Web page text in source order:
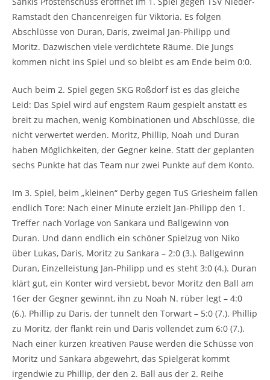
Ramstadt den Chancenreigen für Viktoria. Es folgen
Abschlüsse von Duran, Daris, zweimal Jan-Philipp und
Moritz. Dazwischen viele verdichtete Räume. Die Jungs
kommen nicht ins Spiel und so bleibt es am Ende beim 0:0.
Auch beim 2. Spiel gegen SKG Roßdorf ist es das gleiche
Leid: Das Spiel wird auf engstem Raum gespielt anstatt es
breit zu machen, wenig Kombinationen und Abschlüsse, die
nicht verwertet werden. Moritz, Phillip, Noah und Duran
haben Möglichkeiten, der Gegner keine. Statt der geplanten
sechs Punkte hat das Team nur zwei Punkte auf dem Konto.
Im 3. Spiel, beim „kleinen“ Derby gegen TuS Griesheim fallen
endlich Tore: Nach einer Minute erzielt Jan-Philipp den 1.
Treffer nach Vorlage von Sankara und Ballgewinn von
Duran. Und dann endlich ein schöner Spielzug von Niko
über Lukas, Daris, Moritz zu Sankara – 2:0 (3.). Ballgewinn
Duran, Einzelleistung Jan-Philipp und es steht 3:0 (4.). Duran
klärt gut, ein Konter wird versiebt, bevor Moritz den Ball am
16er der Gegner gewinnt, ihn zu Noah N. rüber legt – 4:0
(6.). Phillip zu Daris, der tunnelt den Torwart – 5:0 (7.). Phillip
zu Moritz, der flankt rein und Daris vollendet zum 6:0 (7.).
Nach einer kurzen kreativen Pause werden die Schüsse von
Moritz und Sankara abgewehrt, das Spielgerät kommt
irgendwie zu Phillip, der den 2. Ball aus der 2. Reihe